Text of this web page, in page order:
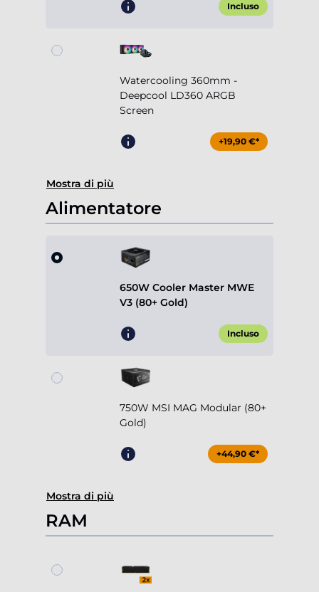
Incluso
Watercooling 360mm -
Deepcool LD360 ARGB
Screen
+19,90 €*
Mostra di più
Alimentatore
650W Cooler Master MWE
V3 (80+ Gold)
Incluso
750W MSI MAG Modular (80+
Gold)
+44,90 €*
Mostra di più
RAM